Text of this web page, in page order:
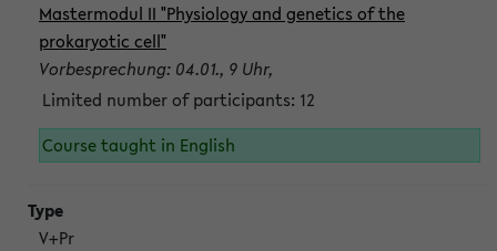
Mastermodul II "Physiology and genetics of the
prokaryotic cell"
Vorbesprechung: 04.01., 9 Uhr,
Limited number of participants: 12
Course taught in English
V+Pr